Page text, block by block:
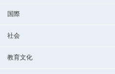
国際
社会
教育文化